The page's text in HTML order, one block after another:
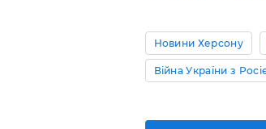
Новини Херсону
Війна України з